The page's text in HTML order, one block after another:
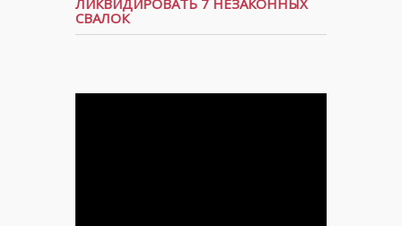
ЛИКВИДИРОВАТЬ 7 НЕЗАКОННЫХ
СВАЛОК